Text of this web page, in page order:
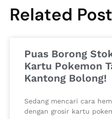
Related
Puas Borong
Kartu Pokemon
Kantong Bolong!
Sedang mencari cara
dengan grosir kartu